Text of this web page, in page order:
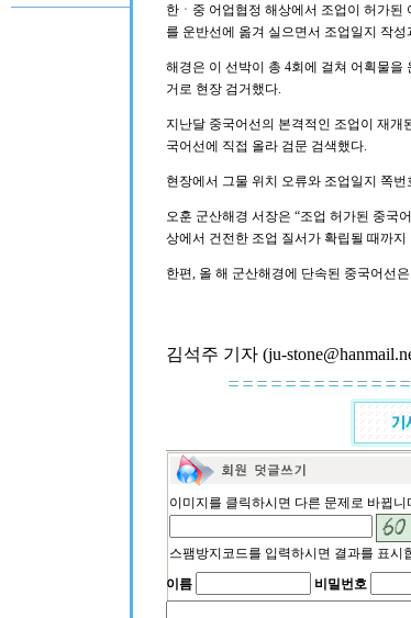
한ㆍ중 어업협정 해상에서 조업이 허가된
를 운반선에 옮겨 실으면서 조업일지 작
해경은 이 선박이 총 4회에 걸쳐 어획물
거로 현장 검거했다.
지난달 중국어선의 본격적인 조업이 재개
국어선에 직접 올라 검문 검색했다.
현장에서 그물 위치 오류와 조업일지 쪽
오훈 군산해경 서장은 “조업 허가된 중국
상에서 건전한 조업 질서가 확립될 때까
한편, 올 해 군산해경에 단속된 중국어선
김석주 기자 (ju-
이미지를 클릭하시면 다른 문제로 바뀝니
스팸방지코드를 입력하시면 결과를 표시
이름
비밀번호